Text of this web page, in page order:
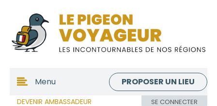
DEVENIR AMBASSADEUR SE CONNECTER
Menu PROPOSER UN LIEU